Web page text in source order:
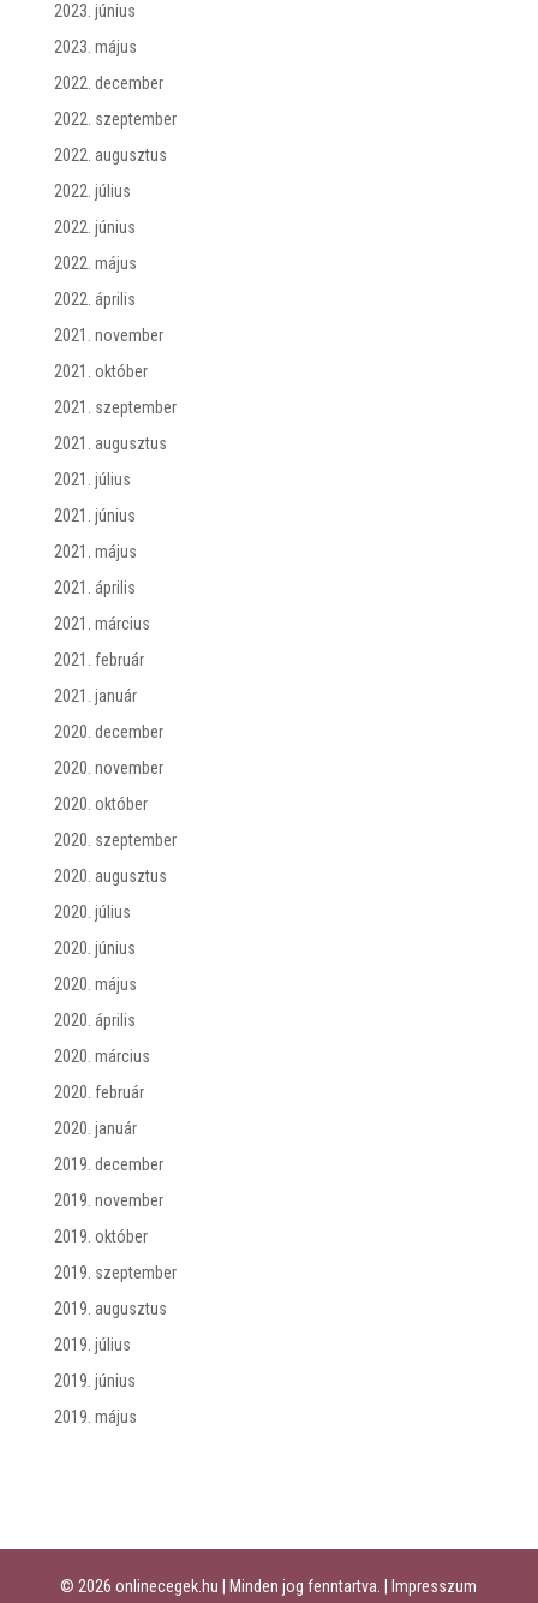
2023. június
2023. május
2022. december
2022. szeptember
2022. augusztus
2022. július
2022. június
2022. május
2022. április
2021. november
2021. október
2021. szeptember
2021. augusztus
2021. július
2021. június
2021. május
2021. április
2021. március
2021. február
2021. január
2020. december
2020. november
2020. október
2020. szeptember
2020. augusztus
2020. július
2020. június
2020. május
2020. április
2020. március
2020. február
2020. január
2019. december
2019. november
2019. október
2019. szeptember
2019. augusztus
2019. július
2019. június
2019. május
© 2026 onlinecegek.hu | Minden jog fenntartva. | Impresszum